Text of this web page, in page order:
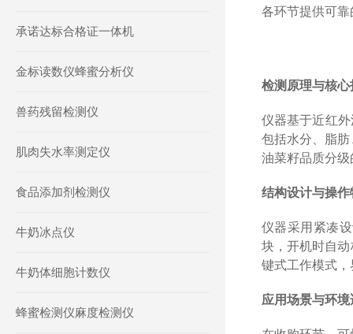
各环节提供可
检测原理与核心
仪器基于近红
包括水分、脂
油菜籽品质分
结构设计与操作
仪器采用紧凑
块，开机时自
键式工作模式
应用场景与环境
承诺达标合格证一体机
金标读数仪蜂蜜分析仪
兽药残留检测仪
肌肉失水率测定仪
食品添加剂检测仪
牛奶冰点仪
牛奶体细胞计数仪
蜂蜜检测仪麻度检测仪